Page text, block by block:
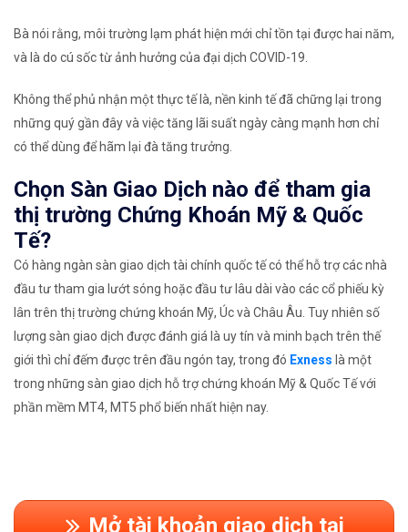
Bà nói rằng, môi trường lạm phát hiện mới chỉ tồn tại được hai năm,
và là do cú sốc từ ảnh hưởng của đại dịch COVID-19.
Không thể phủ nhận một thực tế là, nền kinh tế đã chững lại trong
những quý gần đây và việc tăng lãi suất ngày càng mạnh hơn chỉ
có thể dùng để hãm lại đà tăng trưởng.
Chọn Sàn Giao Dịch nào để tham gia
thị trường Chứng Khoán Mỹ & Quốc
Tế?
Có hàng ngàn sàn giao dịch tài chính quốc tế có thể hỗ trợ các nhà
đầu tư tham gia lướt sóng hoặc đầu tư lâu dài vào các cổ phiếu kỳ
lân trên thị trường chứng khoán Mỹ, Úc và Châu Âu. Tuy nhiên số
lượng sàn giao dịch được đánh giá là uy tín và minh bạch trên thế
giới thì chỉ đếm được trên đầu ngón tay, trong đó Exness là một
trong những sàn giao dịch hỗ trợ chứng khoán Mỹ & Quốc Tế với
phần mềm MT4, MT5 phổ biến nhất hiện nay.
Mở tài khoản giao dịch tại